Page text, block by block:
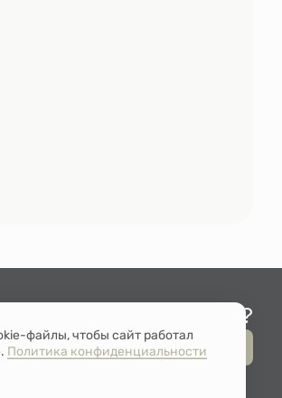
Остались вопросы?
Мы перезвоним
файлы, чтобы сайт работал
Политика конфиденциальности